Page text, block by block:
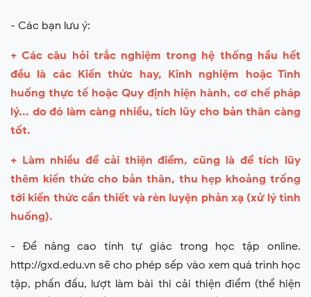
- Các bạn lưu ý:
+ Các câu hỏi trắc nghiệm trong hệ thống hầu hết
đều là các Kiến thức hay, Kinh nghiệm hoặc Tình
huống thực tế hoặc Quy định hiện hành, cơ chế pháp
lý... do đó làm càng nhiều, tích lũy cho bản thân càng
tốt.
+ Làm nhiều để cải thiện điểm, cũng là để tích lũy
thêm kiến thức cho bản thân, thu hẹp khoảng trống
tới kiến thức cần thiết và rèn luyện phản xạ (xử lý tình
huống).
- Để nâng cao tính tự giác trong học tập online.
http://gxd.edu.vn sẽ cho phép sếp vào xem quá trình học
tập, phấn đấu, lượt làm bài thi cải thiện điểm (thể hiện